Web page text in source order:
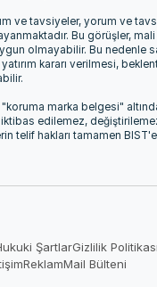
ve tavsiyeler, yorum ve
Bu görüşler,
olmayabilir. Bu nedenle
kararı verilmesi,
marka belgesi"
edilemez,
telif hakları tamamen
ŞartlarGizlilik Politikası
ReklamMail Bülteni